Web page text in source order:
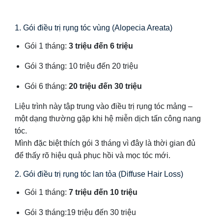
1. Gói điều trị rụng tóc vùng (Alopecia Areata)
Gói 1 tháng: 3 triệu đến 6 triệu
Gói 3 tháng: 10 triệu đến 20 triệu
Gói 6 tháng: 20 triệu đến 30 triệu
Liệu trình này tập trung vào điều trị rụng tóc mảng –
một dạng thường gặp khi hệ miễn dịch tấn công nang
tóc.
Mình đặc biệt thích gói 3 tháng vì đây là thời gian đủ
để thấy rõ hiệu quả phục hồi và mọc tóc mới.
2. Gói điều trị rụng tóc lan tỏa (Diffuse Hair Loss)
Gói 1 tháng: 7 triệu đến 10 triệu
Gói 3 tháng:19 triệu đến 30 triệu